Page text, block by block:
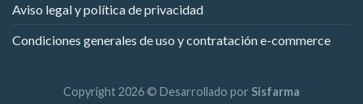
Aviso legal y política de privacidad
Condiciones generales de uso y contratación e-commerce
Copyright 2026 © Desarrollado por Sisfarma